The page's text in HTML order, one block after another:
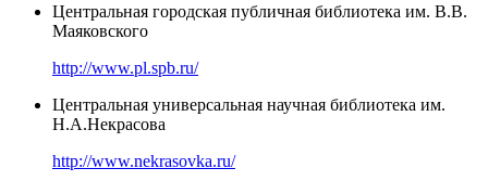
Центральная городская публичная библиотека им. В.В.
Маяковского
http://www.pl.spb.ru/
Центральная универсальная научная библиотека им.
Н.А.Некрасова
http://www.nekrasovka.ru/